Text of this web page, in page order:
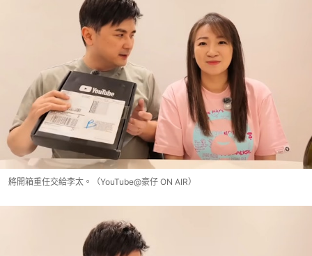
將開箱重任交給李太。（YouTube@豪仔 ON AIR）